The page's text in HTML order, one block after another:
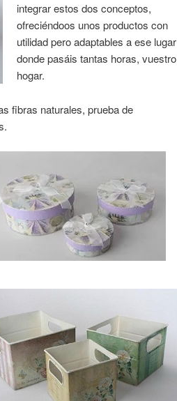
integrar estos dos conceptos,
ofreciéndoos unos productos con
utilidad pero adaptables a ese lugar
donde pasáis tantas horas, vuestro
hogar.
fibras naturales, prueba de